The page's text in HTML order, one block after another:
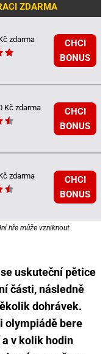
ZDARMA
zdarma
CHCI
BONUS
Kč zdarma
CHCI
BONUS
zdarma
CHCI
BONUS
hře může vzniknout
uskuteční pětice
části, následně
dohrávek.
olympiádě bere
a v kolik hodin